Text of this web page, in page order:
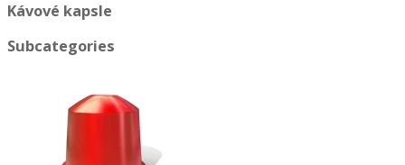
Kávové kapsle
Subcategories